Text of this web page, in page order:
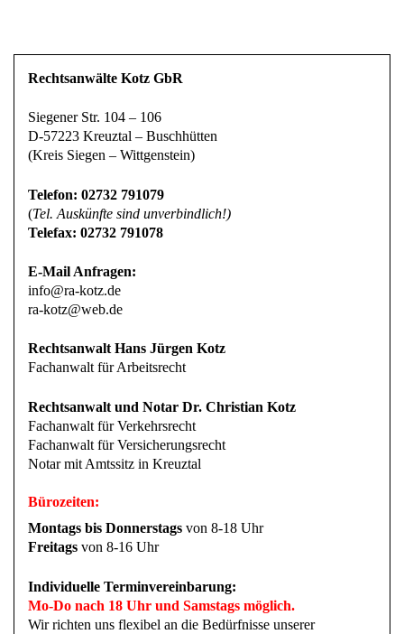
Rechtsanwälte Kotz GbR
Siegener Str. 104 – 106
D-57223 Kreuztal – Buschhütten
(Kreis Siegen – Wittgenstein)
Telefon: 02732 791079
(Tel. Auskünfte sind unverbindlich!)
Telefax: 02732 791078
E-Mail Anfragen:
info@ra-kotz.de
ra-kotz@web.de
Rechtsanwalt Hans Jürgen Kotz
Fachanwalt für Arbeitsrecht
Rechtsanwalt und Notar Dr. Christian Kotz
Fachanwalt für Verkehrsrecht
Fachanwalt für Versicherungsrecht
Notar mit Amtssitz in Kreuztal
Bürozeiten:
Montags bis Donnerstags von 8-18 Uhr
Freitags von 8-16 Uhr
Individuelle Terminvereinbarung:
Mo-Do nach 18 Uhr und Samstags möglich.
Wir richten uns flexibel an die Bedürfnisse unserer